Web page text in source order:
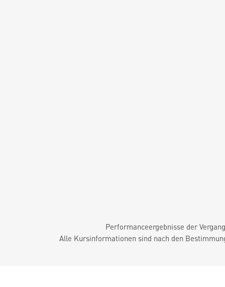
Performanceergebnisse der
Alle Kursinformationen sind nach den